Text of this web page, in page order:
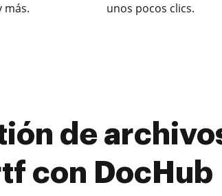
más.
unos pocos clics.
de
con DocHub